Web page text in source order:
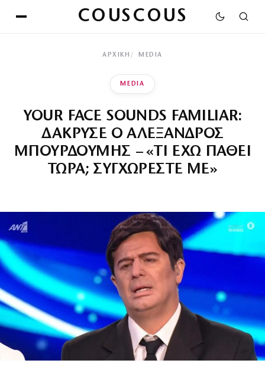
COUSCOUS
ΑΡΧΙΚΉ MEDIA
MEDIA
YOUR FACE SOUNDS FAMILIAR:
ΔΑΚΡΥΣΕ Ο ΑΛΕΞΑΝΔΡΟΣ
ΜΠΟΥΡΔΟΥΜΗΣ – «ΤΙ ΕΧΩ ΠΑΘΕΙ
ΤΩΡΑ; ΣΥΓΧΩΡΕΣΤΕ ΜΕ»